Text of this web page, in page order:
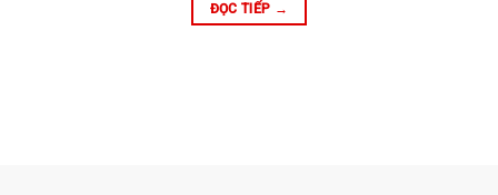
ĐỌC TIẾP →